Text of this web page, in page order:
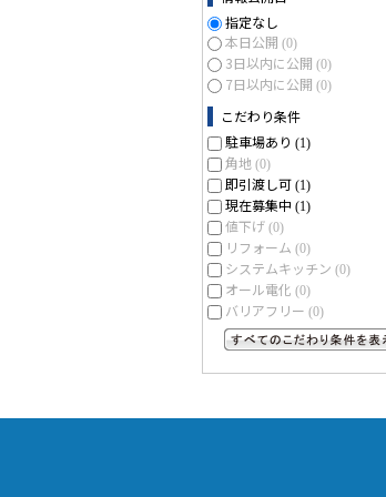
指定なし
本日公開 (0)
3日以内に公開 (0)
7日以内に公開 (0)
こだわり条件
駐車場あり (1)
角地 (0)
即引渡し可 (1)
現在募集中 (1)
値下げ (0)
リフォーム (0)
システムキッチン (0)
オール電化 (0)
バリアフリー (0)